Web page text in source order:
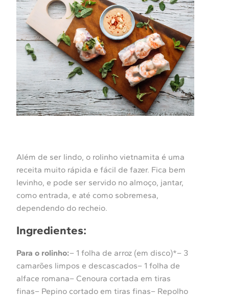
Ir para loja
Além de ser lindo, o rolinho vietnamita é uma
receita muito rápida e fácil de fazer. Fica bem
levinho, e pode ser servido no almoço, jantar,
como entrada, e até como sobremesa,
dependendo do recheio.
Ingredientes:
Para o rolinho:– 1 folha de arroz (em disco)*– 3
camarões limpos e descascados– 1 folha de
alface romana– Cenoura cortada em tiras
finas– Pepino cortado em tiras finas– Repolho